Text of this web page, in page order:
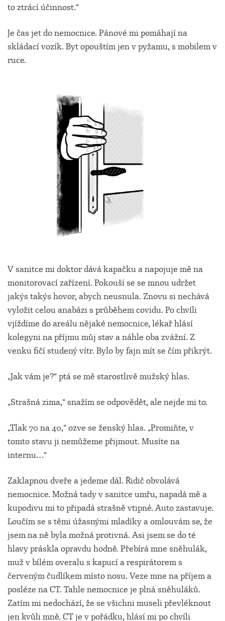
to ztrácí účinnost.“
Je čas jet do nemocnice. Pánové mi pomáhají na
skládací vozík. Byt opouštím jen v pyžamu, s mobilem v
ruce.
V sanitce mi doktor dává kapačku a napojuje mě na
monitorovací zařízení. Pokouší se se mnou udržet
jakýs takýs hovor, abych neusnula. Znovu si nechává
vyložit celou anabázi s průběhem covidu. Po chvíli
vjíždíme do areálu nějaké nemocnice, lékař hlásí
kolegyni na příjmu můj stav a náhle oba zvážní. Z
venku fičí studený vítr. Bylo by fajn mít se čím přikrýt.
„Jak vám je?“ ptá se mě starostlivě mužský hlas.
„Strašná zima,“ snažím se odpovědět, ale nejde mi to.
„Tlak 70 na 40,“ ozve se ženský hlas. „Promiňte, v
tomto stavu ji nemůžeme přijmout. Musíte na
internu…“
Zaklapnou dveře a jedeme dál. Řidič obvolává
nemocnice. Možná tady v sanitce umřu, napadá mě a
kupodivu mi to připadá strašně vtipné. Auto zastavuje.
Loučím se s těmi úžasnými mladíky a omlouvám se, že
jsem na ně byla možná protivná. Asi jsem se do té
hlavy práskla opravdu hodně. Přebírá mne sněhulák,
muž v bílém overalu s kapucí a respirátorem s
červeným čudlíkem místo nosu. Veze mne na příjem a
posléze na CT. Tahle nemocnice je plná sněhuláků.
Zatím mi nedochází, že se všichni museli převléknout
jen kvůli mně. CT je v pořádku, hlásí mi po chvíli